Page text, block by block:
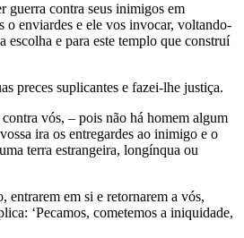
guerra contra seus inimigos em
o enviardes e ele vos invocar, voltando-
escolha e para este templo que construí
preces suplicantes e fazei-lhe justiça.
vós, – pois não há homem algum
ira os entregardes ao inimigo e o
terra estrangeira, longínqua ou
entrarem em si e retornarem a vós,
‘Pecamos, cometemos a iniquidade,